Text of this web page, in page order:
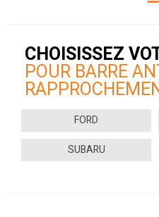
CHOISISSEZ
POUR BARRE
FORD
SUBARU